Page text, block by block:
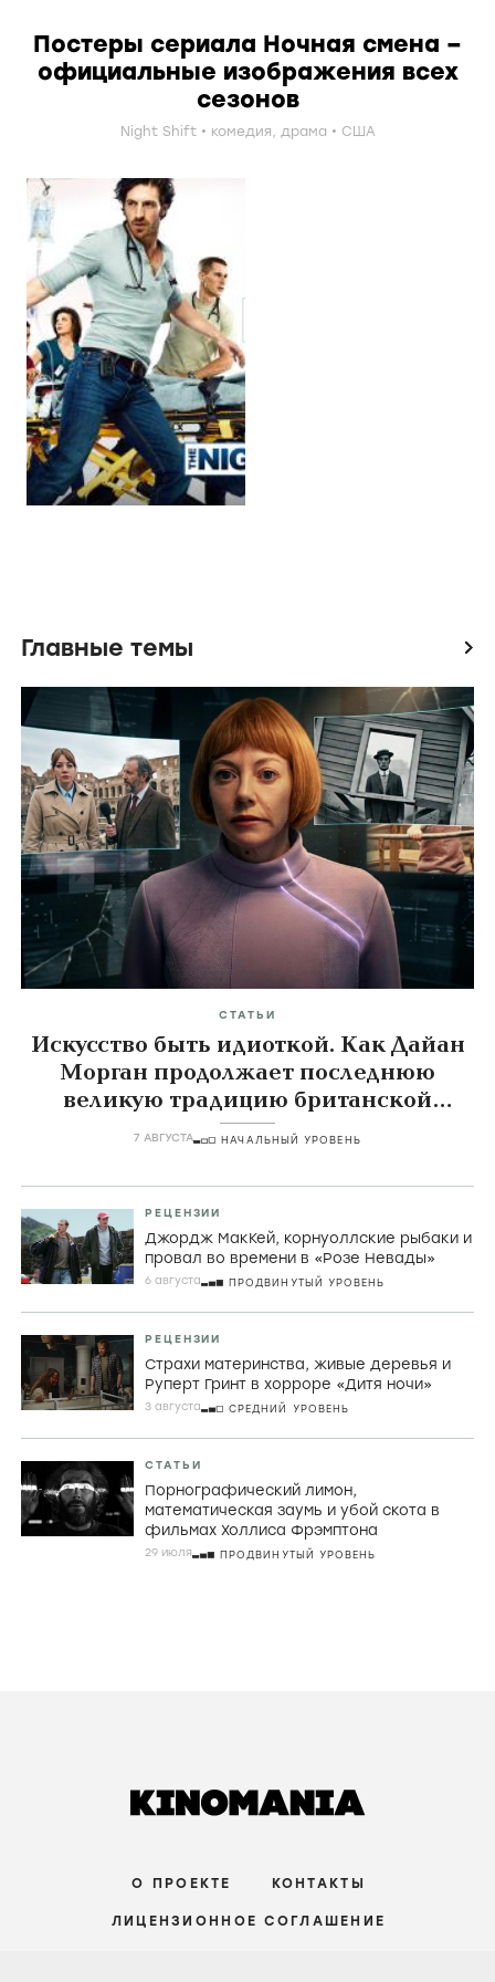
Постеры сериала Ночная смена –
официальные изображения всех
сезонов
Night Shift комедия, драма США
Главные темы icon
СТАТЬИ
Искусство быть идиоткой. Как Дайан
Морган продолжает последнюю
великую традицию британской
комедии
7 АВГУСТА НАЧАЛЬНЫЙ УРОВЕНЬ
РЕЦЕНЗИИ
Джордж МакКей, корнуоллские рыбаки и
провал во времени в «Розе Невады»
6 августа ПРОДВИНУТЫЙ УРОВЕНЬ
РЕЦЕНЗИИ
Страхи материнства, живые деревья и
Руперт Гринт в хорроре «Дитя ночи»
3 августа СРЕДНИЙ УРОВЕНЬ
СТАТЬИ
Порнографический лимон,
математическая заумь и убой скота в
фильмах Холлиса Фрэмптона
29 июля ПРОДВИНУТЫЙ УРОВЕНЬ
О ПРОЕКТЕ КОНТАКТЫ
ЛИЦЕНЗИОННОЕ СОГЛАШЕНИЕ